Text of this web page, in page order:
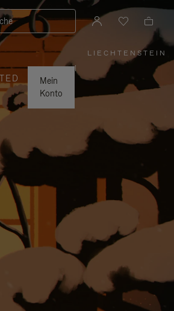
Mein
Konto
LIECHTENSTEIN
,
WÄHLEN
IHRE
REGION
AUS
|